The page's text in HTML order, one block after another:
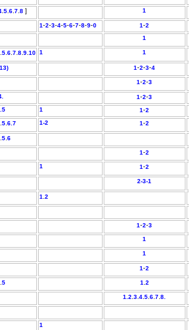
. 5. 6. 7. 8] 1
1-2-3-4-5-6-7-8-9-0 1-2
1
5. 6. 7. 8. 9. 10 1 1
13) 1-2-3-4
1-2-3
1-2-3
1 1-2
5. 6. 7 1-2 1-2
5. 6
1-2
1 1-2
2-3-1
1 2
1-2-3
1
1
1-2
5 1 2
1.2 3 4 5 6 7 8.
1